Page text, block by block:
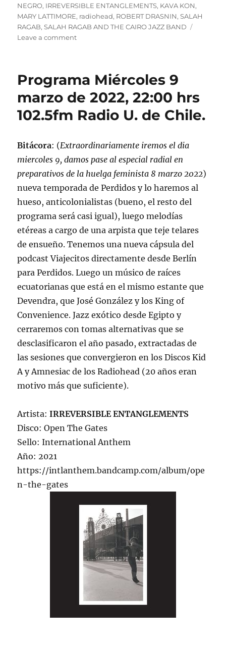
on
NEGRO, IRREVERSIBLE ENTANGLEMENTS, KAVA KON,
MARY LATTIMORE, radiohead, ROBERT DRASNIN,SALAH
RAGAB,SALAH RAGAB AND THE CAIRO JAZZ BAND
Leave a commenton
7
marzo
de
2022
Programa Miércoles 9
marzo de 2022, 22:00 hrs
102.5fm Radio U. de Chile.
Bitácora: (Extraordinariamente iremos el dia
miercoles 9, damos pase al especial radial en
preparativos de la huelga feminista 8 marzo 2022)
nueva temporada de Perdidos y lo haremos al
hueso, anticolonialistas (bueno, el resto del
programa será casi igual), luego melodías
etéreas a cargo de una arpista que teje telares
de ensueño. Tenemos una nueva cápsula del
podcast Viajecitos directamente desde Berlín
para Perdidos. Luego un músico de raíces
ecuatorianas que está en el mismo estante que
Devendra, que José González y los King of
Convenience. Jazz exótico desde Egipto y
cerraremos con tomas alternativas que se
desclasificaron el año pasado, extractadas de
las sesiones que convergieron en los Discos Kid
A y Amnesiac de los Radiohead (20 años eran
motivo más que suficiente).
Artista:IRREVERSIBLE ENTANGLEMENTS
Disco: Open The Gates
Sello: International Anthem
Año: 2021
https://intlanthem.bandcamp.com/album/ope
n-the-gates